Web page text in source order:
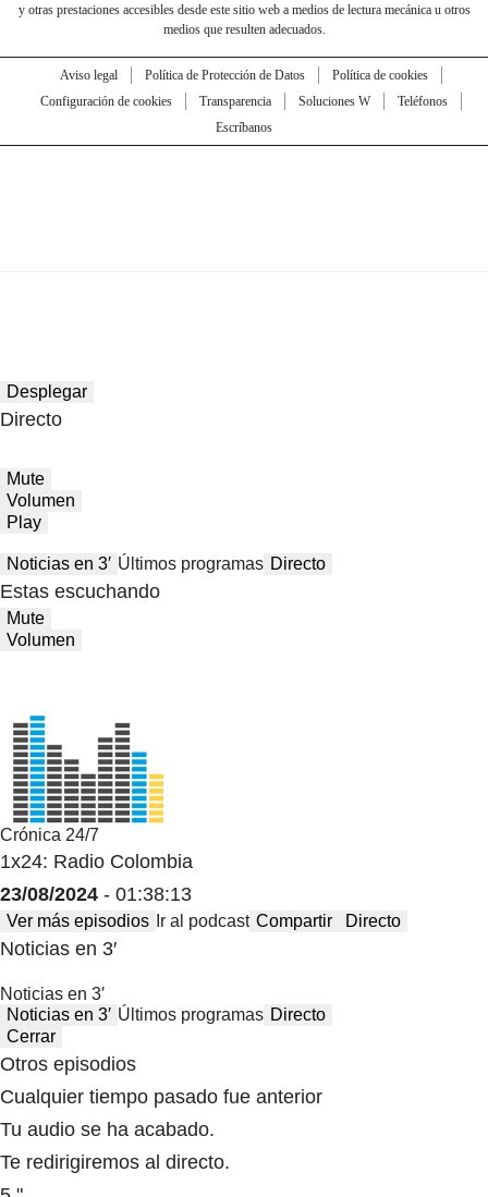
y otras prestaciones accesibles desde este sitio web a medios de lectura mecánica u otros
medios que resulten adecuados.
Aviso legal Política de Protección de Datos
Política de cookies
Configuración de cookies
Transparencia Soluciones W
Teléfonos
Escríbanos
Desplegar
Directo
Mute
Volumen
Play
Noticias en 3′ Últimos programas Directo
Estas escuchando
Mute
Volumen
Crónica 24/7
1x24: Radio Colombia
23/08/2024 - 01:38:13
Ver más episodios Ir al podcast Compartir Directo
Noticias en 3′
Noticias en 3′
Noticias en 3′ Últimos programas Directo
Cerrar
Otros episodios
Cualquier tiempo pasado fue anterior
Tu audio se ha acabado.
Te redirigiremos al directo.